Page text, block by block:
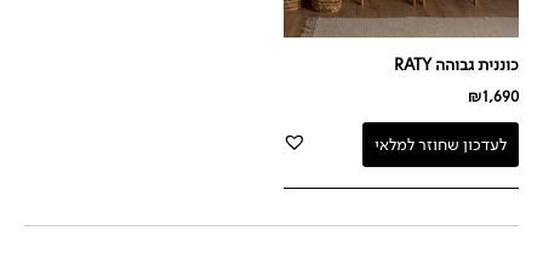
כוננית גבוהה RATY
₪1,690
לעדכון שחוזר למלאי